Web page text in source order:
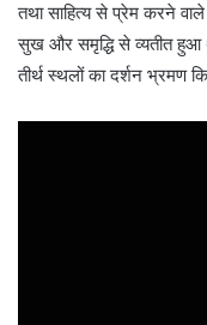
तथा साहित्य से प्रेम करने
सुख और समृद्धि से व्यतीत हुआ
तीर्थ स्थलों का दर्शन भ्रमण